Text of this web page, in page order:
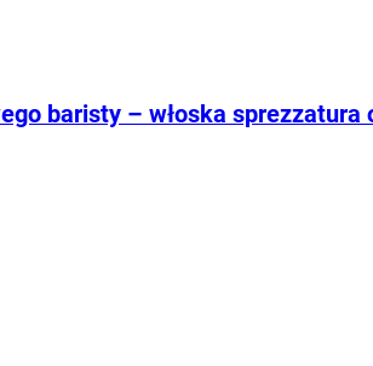
baristy – włoska sprezzatura